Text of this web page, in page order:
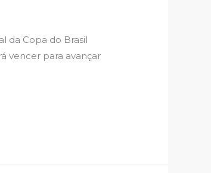
da Copa do Brasil
vencer para avançar